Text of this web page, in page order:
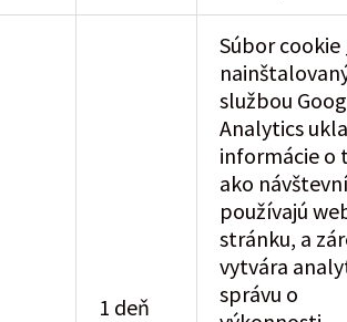
1 deň
Súbor
službou
Analytics
informácie o
ako
používajú
stránku, a
vytvára
správu o